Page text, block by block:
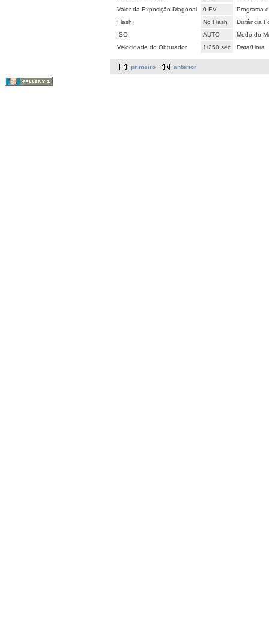
Valor da Exposição Diagonal
0 EV
Programa
Flash
No Flash
Distância
ISO
AUTO
Modo do
Velocidade do Obturador
1/250 sec Data/Hora
primeiro anterior